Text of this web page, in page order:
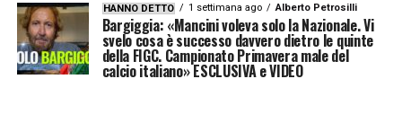
HANNO DETTO 1 settimana ago Alberto Petrosilli
Bargiggia: «Mancini voleva solo la Nazionale. Vi
svelo cosa è successo davvero dietro le quinte
della FIGC. Campionato Primavera male del
calcio italiano» ESCLUSIVA e VIDEO